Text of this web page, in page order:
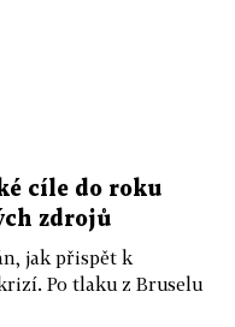
cíle do roku
zdrojů
jak přispět k
Po tlaku z Bruselu